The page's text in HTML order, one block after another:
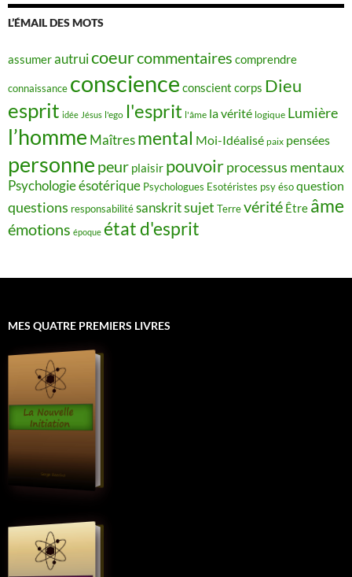
L’ÉMAIL DES MOTS
assumerautruicoeurcommentaires comprendre
connaissance conscience conscient corps Dieu
esprit idée Jésus l'ego l'esprit l'âme la vérité logique Lumière
l’homme Maîtres mental Moi-Idéalisé paix pensées
personne peur plaisir pouvoirprocessus mentaux
Psychologie ésotérique Psychologues Esotéristes psy ésoquestion
questions responsabilitésanskritsujet Terrevérité Être âme
émotions époque état d'esprit
MES QUATRE PREMIERS LIVRES